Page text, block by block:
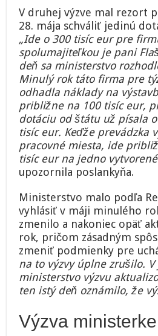
V druhej výzve mal rezort
28. mája schváliť jedinú
„Ide o 300 tisíc eur pre
spolumajiteľkou je pani
deň sa ministerstvo
Minulý rok táto firma pre
odhadla náklady na
približne na 100 tisíc eur,
dotáciu od štátu už písala
tisíc eur. Keďže prevádzka
pracovné miesta, ide
tisíc eur na jedno
upozornila poslankyňa.
Ministerstvo malo podľa
vyhlásiť v máji minulého
zmenilo a nakoniec opäť
rok, pričom zásadným
zmeniť podmienky pre
na to výzvy úplne zrušilo.
ministerstvo výzvu
ten istý deň oznámilo, že
Výzva